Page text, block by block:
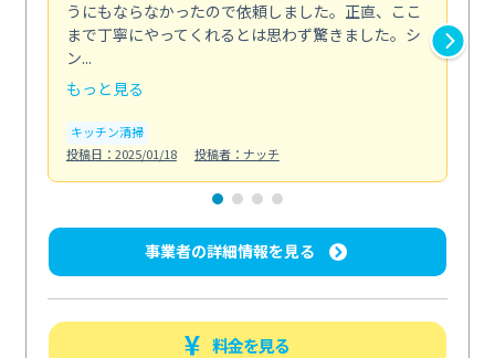
うにもならなかったので依頼しました。正直、ここ
まで丁寧にやってくれるとは思わず驚きました。シ
ン...
もっと見る
キッチン清掃
投稿日：2025/01/18
投稿者：ナッチ
事業者の詳細情報を見る
料金を見る